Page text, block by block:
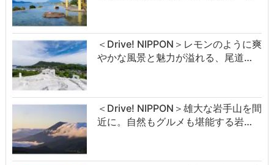
＜Drive! NIPPON＞レモンのように爽
やかな風景と魅力が溢れる、尾道…
＜Drive! NIPPON＞雄大な岩手山を間
近に。自然もグルメも堪能する岩…